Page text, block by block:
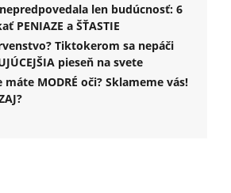
len budúcnosť: 6
PENIAZE a ŠŤASTIE
Tiktokerom sa nepáči
pieseň na svete
máte MODRÉ oči? Sklameme vás!